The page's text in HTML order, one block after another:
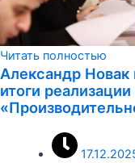
Читать полностью
Александр
итоги